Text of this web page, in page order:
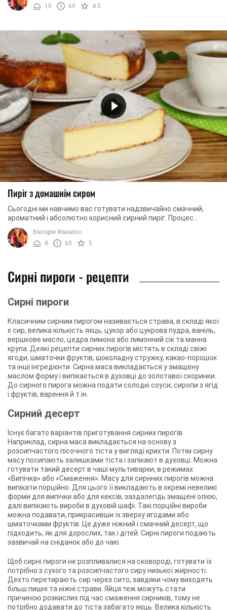
10 60 4.5
Пиріг з домашнім сиром
Сьогодні ми навчимо вас готувати надзвичайно смачний,
ароматний і абсолютно корисний сирний пиріг. Процес
створення цієї випічки надзвичайно простий ...
Вікторія Жмайло
8
60 5
Сирні пироги - рецепти
Сирні пироги
Класичним сирним пирогом називається страва, в складі якої
є сир, велика кількість яєць, цукор або цукрова пудра, ваніль,
вершкове масло, цедра лимона або лимонний сік та манна
крупа. Деякі рецепти сирних пирогів містять в складі свіжі
ягоди, шматочки фруктів, шоколадну стружку, какао-порошок
та інші інгредієнти. Сирна маса викладається у змащену
маслом форму і випікається в духовці до золотавої скоринки.
До сирного пирога можна подати солодкі соуси, сиропи з ягід
і фруктів, варення й т.ін.
Сирний десерт
Існує багато варіантів приготування сирних пирогів.
Наприклад, сирна маса викладається на основу з
розсипчастого пісочного тіста у вигляді крихти. Потім сирну
масу посипають залишками тіста і запікают в духовці. Можна
готувати такий десерт в чаші мультиварки, в режимах
«Випічка» або «Смаження». Масу для сирнних пирогів можна
випікати порційно. Для цього її викладають в окремі невеликі
форми для випічки або для кексів, заздалегідь змащені олією,
далі випікають вироби в духовій шафі. Такі порційні вироби
можна подавати, прикрасивши їх зверху ягодами або
шматочками фруктів. Це дуже ніжний і смачний десерт, що
підходить, як для дорослих, так і дітей. Сирні пироги подають
зазвичай на сніданок або до чаю.
Щоб сирні пироги не розпливалися на сковороді, готувати їх
потрібно з сухого та розсипчастого сиру низької жирності.
Дехто перетирають сир через сито, завдяки чому виходять
більш пишні та ніжні страви. Яйця теж можуть стати
причиною розкислих під час смаження сирників, тому не
потрібно додавати до тіста забагато яєць. Велика кількість